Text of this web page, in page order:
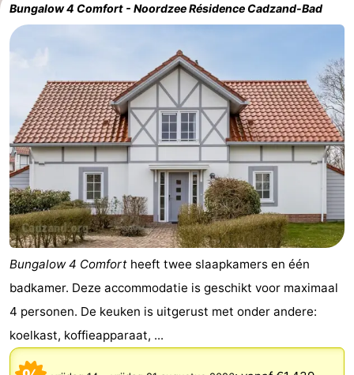
Walcheren
-
Veere
Domburg
Zoutelande
-
Vlissingen
-
Middelburg
Zeeuws-
Vlaanderen
-
Nieuwvliet
-
Breskens
-
Bungalow 4 Comfort - Noordzee Résidence Cadzand-Bad
Bungalow 4 Comfort heeft twee slaapkamers en één
badkamer. Deze accommodatie is geschikt voor maximaal
4 personen. De keuken is uitgerust met onder andere:
koelkast, koffieapparaat, ...